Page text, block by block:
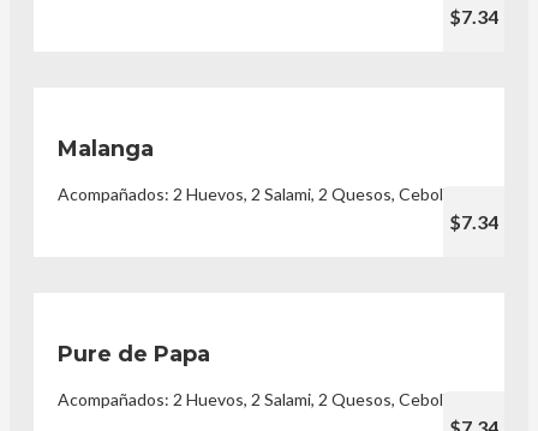
$7.34
Malanga
Acompañados: 2 Huevos, 2 Salami, 2 Quesos, Cebolla
$7.34
Pure de Papa
Acompañados: 2 Huevos, 2 Salami, 2 Quesos, Cebolla
$7.34